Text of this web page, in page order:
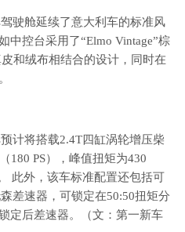
驶舱延续了意大利车的标准风
中控台采用了“Elmo Vintage”棕
和绒布相结合的设计，同时在
计将搭载2.4T四缸涡轮增压柴
180 PS），峰值扭矩为430
此外，该车标准配置还包括可
差速器，可锁定在50:50扭矩分
定后差速器。（文：第一新车